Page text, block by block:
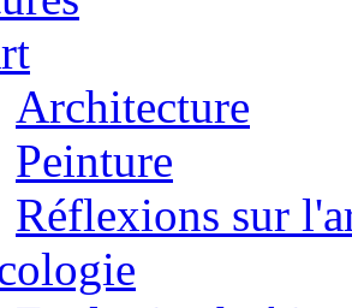
Architecture
Peinture
Réflexions sur